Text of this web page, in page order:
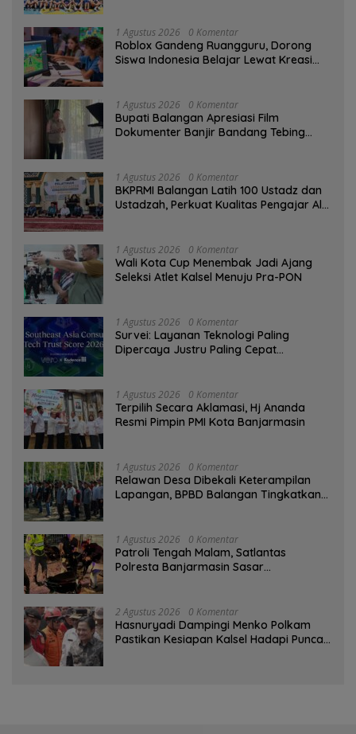
1 Agustus 2026 0 Komentar
Roblox Gandeng Ruangguru, Dorong
Siswa Indonesia Belajar Lewat Kreasi
1 Agustus 2026 0 Komentar
Bupati Balangan Apresiasi Film
Dokumenter Banjir Bandang Tebing
1 Agustus 2026 0 Komentar
BKPRMI Balangan Latih 100 Ustadz dan
Ustadzah, Perkuat Kualitas Pengajar Al-
1 Agustus 2026 0 Komentar
Wali Kota Cup Menembak Jadi Ajang
Seleksi Atlet Kalsel Menuju Pra-PON
1 Agustus 2026 0 Komentar
Survei: Layanan Teknologi Paling
Dipercaya Justru Paling Cepat
1 Agustus 2026 0 Komentar
‎Terpilih Secara Aklamasi, Hj Ananda
Resmi Pimpin PMI Kota Banjarmasin
1 Agustus 2026 0 Komentar
Relawan Desa Dibekali Keterampilan
Lapangan, BPBD Balangan Tingkatkan
1 Agustus 2026 0 Komentar
Patroli Tengah Malam, Satlantas
Polresta Banjarmasin Sasar
2 Agustus 2026 0 Komentar
Hasnuryadi Dampingi Menko Polkam
Pastikan Kesiapan Kalsel Hadapi Puncak